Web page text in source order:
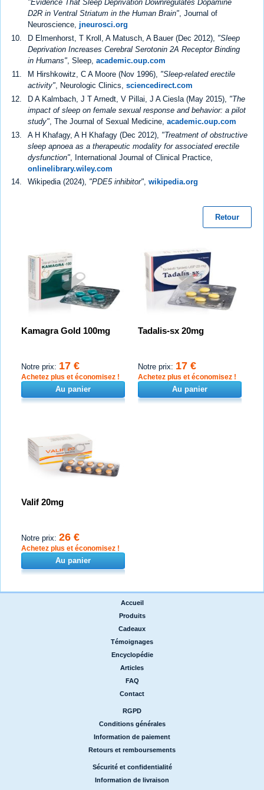
"Evidence That Sleep Deprivation Downregulates Dopamine
D2R in Ventral Striatum in the Human Brain", Journal of
Neuroscience, jneurosci.org
D Elmenhorst, T Kroll, A Matusch, A Bauer (Dec 2012), "Sleep
Deprivation Increases Cerebral Serotonin 2A Receptor Binding
in Humans" , Sleep, academic.oup.com
M Hirshkowitz, C A Moore (Nov 1996), "Sleep-related erectile
activity" , Neurologic Clinics, sciencedirect.com
D A Kalmbach, J T Arnedt, V Pillai, J A Ciesla (May 2015), "The
impact of sleep on female sexual response and behavior: a pilot
study" , The Journal of Sexual Medicine, academic.oup.com
A H Khafagy, A H Khafagy (Dec 2012), "Treatment of obstructive
sleep apnoea as a therapeutic modality for associated erectile
dysfunction" , International Journal of Clinical Practice,
onlinelibrary.wiley.com
Wikipedia (2024), "PDE5 inhibitor", wikipedia.org
Retour
Kamagra Gold 100mg
Notre prix: 17 €
Achetez plus et économisez !
Au panier
Tadalis-sx 20mg
Notre prix: 17 €
Achetez plus et économisez !
Au panier
Valif 20mg
Notre prix: 26 €
Achetez plus et économisez !
Au panier
Accueil
Produits
Cadeaux
Témoignages
Encyclopédie
Articles
FAQ
Contact
RGPD
Conditions générales
Information de paiement
Retours et remboursements
Sécurité et confidentialité
Information de livraison